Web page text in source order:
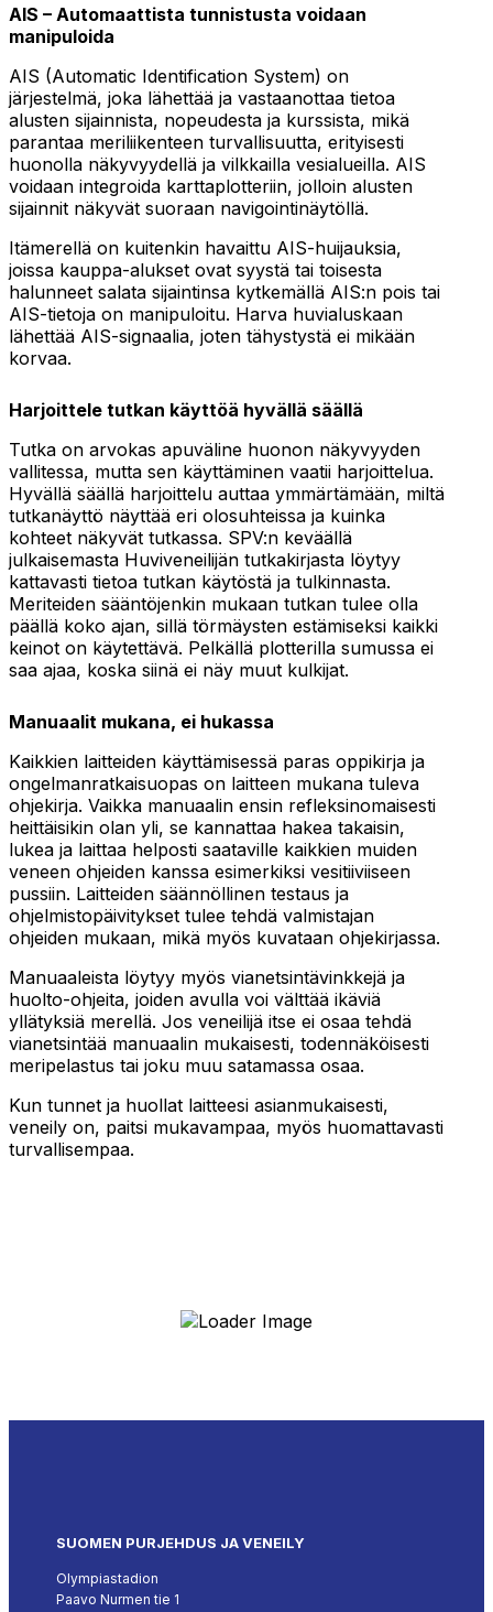
AIS – Automaattista tunnistusta voidaan
manipuloida
AIS (Automatic Identification System) on
järjestelmä, joka lähettää ja vastaanottaa tietoa
alusten sijainnista, nopeudesta ja kurssista, mikä
parantaa meriliikenteen turvallisuutta, erityisesti
huonolla näkyvyydellä ja vilkkailla vesialueilla. AIS
voidaan integroida karttaplotteriin, jolloin alusten
sijainnit näkyvät suoraan navigointinäytöllä.
Itämerellä on kuitenkin havaittu AIS-huijauksia,
joissa kauppa-alukset ovat syystä tai toisesta
halunneet salata sijaintinsa kytkemällä AIS:n pois tai
AIS-tietoja on manipuloitu. Harva huvialuskaan
lähettää AIS-signaalia, joten tähystystä ei mikään
korvaa.
Harjoittele tutkan käyttöä hyvällä säällä
Tutka on arvokas apuväline huonon näkyvyyden
vallitessa, mutta sen käyttäminen vaatii harjoittelua.
Hyvällä säällä harjoittelu auttaa ymmärtämään, miltä
tutkanäyttö näyttää eri olosuhteissa ja kuinka
kohteet näkyvät tutkassa. SPV:n keväällä
julkaisemasta Huviveneilijän tutkakirjasta löytyy
kattavasti tietoa tutkan käytöstä ja tulkinnasta.
Meriteiden sääntöjenkin mukaan tutkan tulee olla
päällä koko ajan, sillä törmäysten estämiseksi kaikki
keinot on käytettävä. Pelkällä plotterilla sumussa ei
saa ajaa, koska siinä ei näy muut kulkijat.
Manuaalit mukana, ei hukassa
Kaikkien laitteiden käyttämisessä paras oppikirja ja
ongelmanratkaisuopas on laitteen mukana tuleva
ohjekirja. Vaikka manuaalin ensin refleksinomaisesti
heittäisikin olan yli, se kannattaa hakea takaisin,
lukea ja laittaa helposti saataville kaikkien muiden
veneen ohjeiden kanssa esimerkiksi vesitiiviiseen
pussiin. Laitteiden säännöllinen testaus ja
ohjelmistopäivitykset tulee tehdä valmistajan
ohjeiden mukaan, mikä myös kuvataan ohjekirjassa.
Manuaaleista löytyy myös vianetsintävinkkejä ja
huolto-ohjeita, joiden avulla voi välttää ikäviä
yllätyksiä merellä. Jos veneilijä itse ei osaa tehdä
vianetsintää manuaalin mukaisesti, todennäköisesti
meripelastus tai joku muu satamassa osaa.
Kun tunnet ja huollat laitteesi asianmukaisesti,
veneily on, paitsi mukavampaa, myös huomattavasti
turvallisempaa.
SUOMEN PURJEHDUS JA VENEILY
Olympiastadion
Paavo Nurmen tie 1